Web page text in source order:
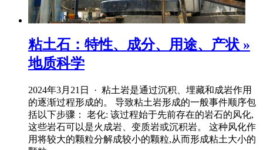
粘土石：特性、成分、用途、产状 »
地质科学
2024年3月21日 · 粘土岩是通过沉积、埋藏和成岩作用
的逐渐过程形成的。 导致粘土岩形成的一般事件顺序包
括以下步骤： 老化: 该过程始于先前存在的岩石的风化,
这些岩石可以是火成岩、变质岩或沉积岩。 这种风化作
用将较大的颗粒分解成较小的颗粒,从而形成粘土大小的